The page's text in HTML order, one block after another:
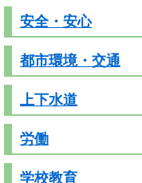
安全・安心
都市環境・交通
上下水道
労働
学校教育